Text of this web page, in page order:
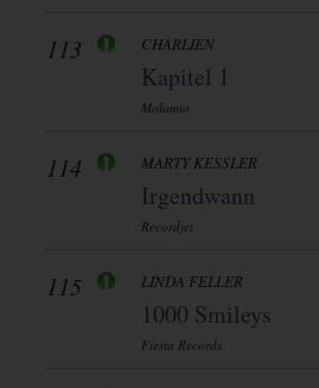
113 CHARLIEN
Kapitel 1
Molamio
114 MARTY KESSLER
Irgendwann
Recordjet
115 LINDA FELLER
1000 Smileys
Fiesta Records